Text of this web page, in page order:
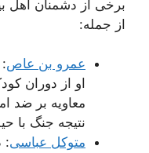
برخی از دشمنان اهل
از جمله:
عمرو بن عاص
او از دوران
معاویه بر ضد
نتیجه جنگ با
متوکل عباسی: